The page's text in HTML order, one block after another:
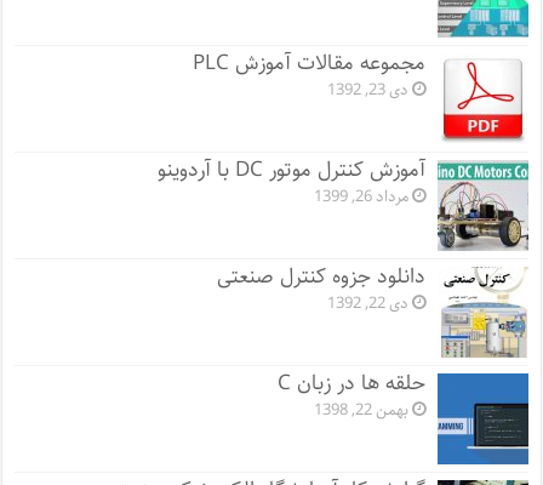
مجموعه مقالات آموزش PLC
دی 23, 1392
آموزش کنترل موتور DC با آردوینو
مرداد 26, 1399
دانلود جزوه کنترل صنعتی
دی 22, 1392
حلقه ها در زبان C
بهمن 22, 1398